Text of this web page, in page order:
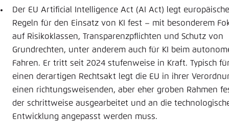
Der EU Artificial Intelligence Act (AI Act) legt europäische
Regeln für den Einsatz von KI fest – mit besonderem
auf Risikoklassen, Transparenzpflichten und Schutz von
Grundrechten, unter anderem auch für KI beim
Fahren. Er tritt seit 2024 stufenweise in Kraft. Typisch
einen derartigen Rechtsakt legt die EU in ihrer
einen richtungsweisenden, aber eher groben Rahmen
der schrittweise ausgearbeitet und an die
Entwicklung angepasst werden muss.